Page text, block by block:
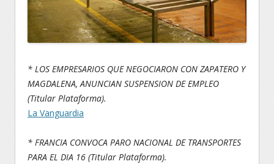
* LOS EMPRESARIOS QUE NEGOCIARON CON ZAPATERO Y
MAGDALENA, ANUNCIAN SUSPENSION DE EMPLEO
(Titular Plataforma).
La Vanguardia
* FRANCIA CONVOCA PARO NACIONAL DE TRANSPORTES
PARA EL DIA 16 (Titular Plataforma).